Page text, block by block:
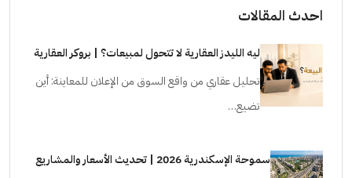
احدث المقالات
ليه الليدز العقارية لا تتحول لمبيعات؟ | بروكر العقارية
تحليل عقاري من واقع السوق من الإعلان للمعاينة: أين
تضيع…
سموحة الإسكندرية 2026 | تحديث الأسعار والمشاريع